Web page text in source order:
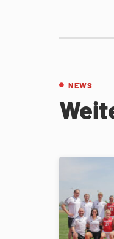
NEWS